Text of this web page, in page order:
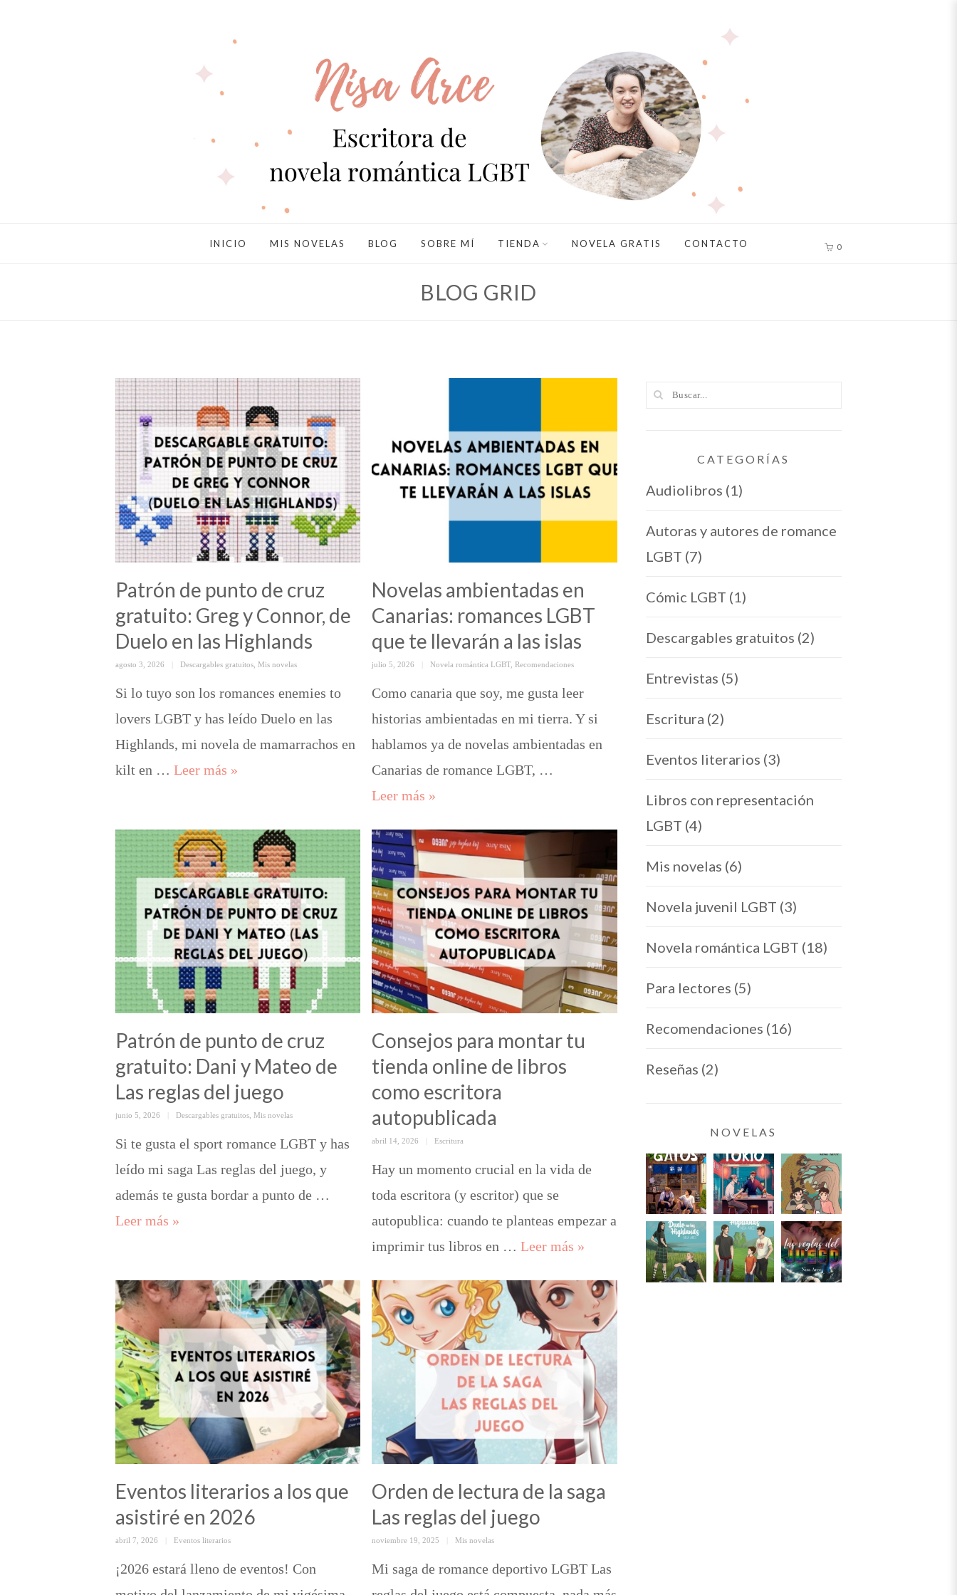
INICIO MIS NOVELAS BLOG SOBRE MÍ TIENDA NOVELA GRATIS CONTACTO 0
BLOG GRID
Patrón de punto de cruz
gratuito: Greg y Connor, de
Duelo en las Highlands
Posted
agosto 3, 2026 Categorías
Descargables gratuitos Mis novelas
Si lo tuyo son los romances enemies to
lovers LGBT y has leído Duelo en las
Highlands, mi novela de mamarrachos en
kilt en … Leer más Patrón de punto de cruz gratuito: Greg y Connor, de Duelo en las Highlands
»
Novelas ambientadas en
Canarias: romances LGBT
que te llevarán a las islas
Posted
julio 5, 2026 Categorías
Novela romántica LGBT, Recomendaciones
Como canaria que soy, me gusta leer
historias ambientadas en mi tierra. Y si
hablamos ya de novelas ambientadas en
Canarias de romance LGBT, …
Leer más Novelas ambientadas en Canarias: romances LGBT que te llevarán a las islas
»
Patrón de punto de cruz
gratuito: Dani y Mateo de
Las reglas del juego
Posted
junio 5, 2026 Categorías
Descargables gratuitos Mis novelas
Si te gusta el sport romance LGBT y has
leído mi saga Las reglas del juego, y
además te gusta bordar a punto de …
Leer más Patrón de punto de cruz gratuito: Dani y Mateo de Las reglas del juego
»
Consejos para montar tu
tienda online de libros
como escritora
autopublicada
Posted
abril 14, 2026 Categorías
Escritura
Hay un momento crucial en la vida de
toda escritora (y escritor) que se
autopublica: cuando te planteas empezar a
imprimir tus libros en …Leer más Consejos para montar tu tienda online de libros como escritora
»
Eventos literarios a los que
asistiré en 2026
Posted
abril 7, 2026 Categorías
Eventos literarios
¡2026 estará lleno de eventos! Con
Orden de lectura de la saga
Las reglas del juego
Posted
noviembre 19, 2025 Categorías
Mis novelas
Mi saga de romance deportivo LGBT Las
CATEGORÍAS
Audiolibros (1)
Autoras y autores de romance
LGBT (7)
Cómic LGBT (1)
Descargables gratuitos (2)
Entrevistas (5)
Escritura (2)
Eventos literarios (3)
Libros con representación
LGBT (4)
Mis novelas (6)
Novela juvenil LGBT (3)
Novela romántica LGBT (18)
Para lectores (5)
Recomendaciones (16)
Reseñas (2)
NOVELAS